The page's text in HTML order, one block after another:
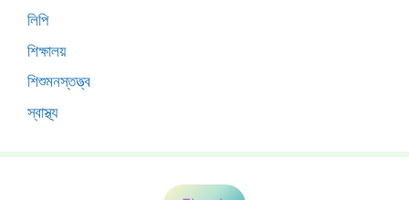
লিপি
শিক্ষালয়
শিশুমনস্তত্ত্ব
স্বাস্থ্য